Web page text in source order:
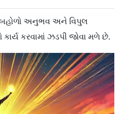
બહોળો અનુભવ અને વિપુલ
કરવામાં ઝડપી જોવા મળે છે.